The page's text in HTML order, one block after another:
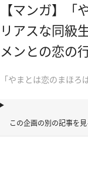
【マンガ】「
リアスな同級
メンとの恋の
「やまとは恋のまほ
この企画の別の記事を見